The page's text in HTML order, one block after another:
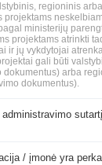
regioninis
ministerijų
projektams atrinkti
ir jų vykdytojai
gali būti
arba
dokumentus).
/ įmonė yra